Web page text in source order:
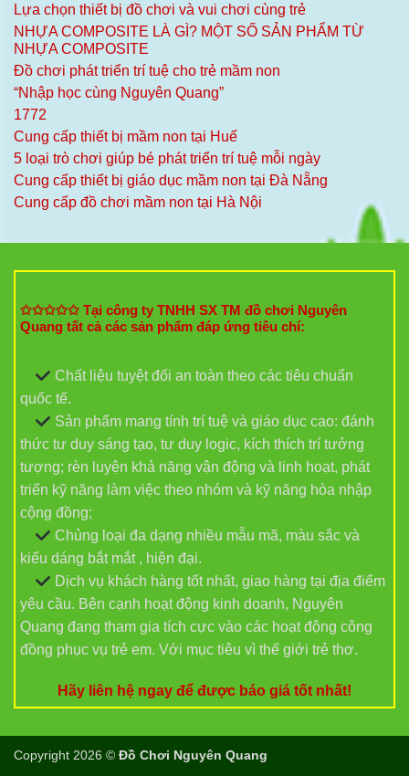
Lựa chọn thiết bị đồ chơi và vui chơi cùng trẻ
NHỰA COMPOSITE LÀ GÌ? MỘT SỐ SẢN PHẨM TỪ
NHỰA COMPOSITE
Đồ chơi phát triển trí tuệ cho trẻ mầm non
“Nhập học cùng Nguyên Quang”
1772
Cung cấp thiết bị mầm non tại Huế
5 loại trò chơi giúp bé phát triển trí tuệ mỗi ngày
Cung cấp thiết bị giáo dục mầm non tại Đà Nẵng
Cung cấp đồ chơi mầm non tại Hà Nội
✩✩✩✩✩ Tại công ty TNHH SX TM đồ chơi Nguyên
Quang tất cả các sản phẩm đáp ứng tiêu chí:
Chất liệu tuyệt đối an toàn theo các tiêu chuẩn
quốc tế.
Sản phẩm mang tính trí tuệ và giáo dục cao: đánh
thức tư duy sáng tạo, tư duy logic, kích thích trí tưởng
tượng; rèn luyện khả năng vận động và linh hoạt, phát
triển kỹ năng làm việc theo nhóm và kỹ năng hòa nhập
cộng đồng;
Chủng loại đa dạng nhiều mẫu mã, màu sắc và
kiểu dáng bắt mắt , hiện đại.
Dịch vụ khách hàng tốt nhất, giao hàng tại địa điểm
yêu cầu. Bên cạnh hoạt động kinh doanh, Nguyên
Quang đang tham gia tích cực vào các hoạt động công
đồng phục vụ trẻ em. Với mục tiêu vì thế giới trẻ thơ.
Hãy liên hệ ngay để được báo giá tốt nhất!
Copyright 2026 © Đồ Chơi Nguyên Quang